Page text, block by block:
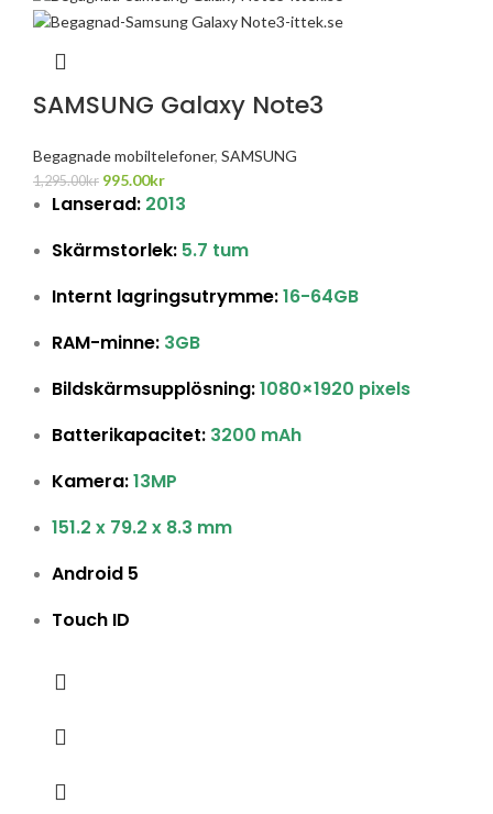
SAMSUNG Galaxy Note3
Begagnade mobiltelefoner, SAMSUNG
1,295.00kr 995.00kr
Lanserad: 2013
Skärmstorlek: 5.7 tum
Internt lagringsutrymme:16-64GB
RAM-minne: 3GB
Bildskärmsupplösning:1080×1920 pixels
Batterikapacitet: 3200 mAh
Kamera:13MP
151.2 x 79.2 x 8.3 mm
Android 5
Touch ID